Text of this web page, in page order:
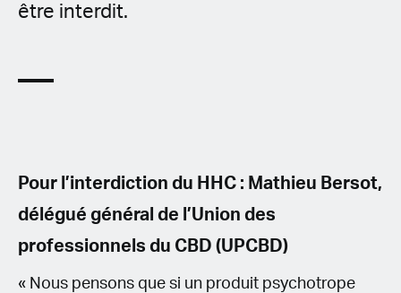
être interdit.
Pour l’interdiction du HHC : Mathieu Bersot,
délégué général de l’Union des
professionnels du CBD (UPCBD)
« Nous pensons que si un produit psychotrope